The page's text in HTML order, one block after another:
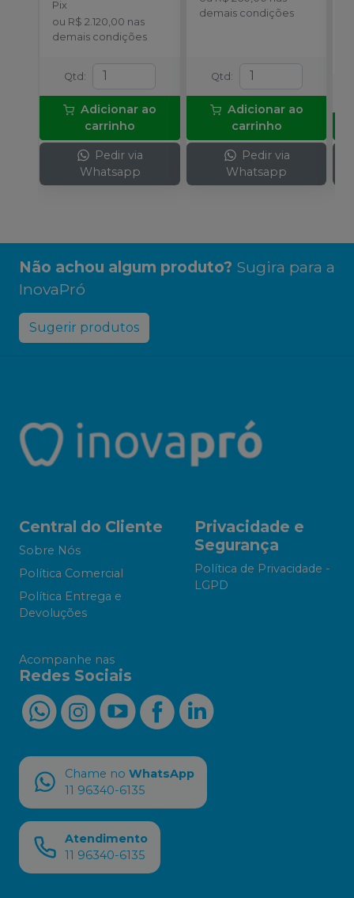
Pix
ou R$ 2.120,00 nas
demais condições
Qtd :
Adicionar ao
carrinho
Pedir via
Whatsapp
demais condições
Qtd :
Adicionar ao
carrinho
Pedir via
Whatsapp
Não achou algum produto? Sugira para a
InovaPró
Sugerir produtos
Central do Cliente
Sobre Nós
Política Comercial
Política Entrega e
Devoluções
Privacidade e
Segurança
Política de Privacidade -
LGPD
Acompanhe nas
Redes Sociais
Chame no WhatsApp
11 96340-6135
Atendimento
11 96340-6135